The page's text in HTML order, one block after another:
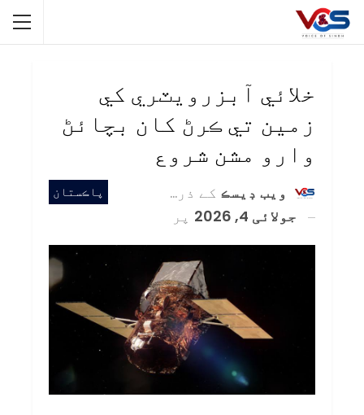
خلائي آبزرويٽري کي
زمين تي ڪرڻ کان بچائڻ
وارو مشن شروع
پاڪستان ويب ڊيسڪ کے ذریعہ
جولائی 4, 2026
پر